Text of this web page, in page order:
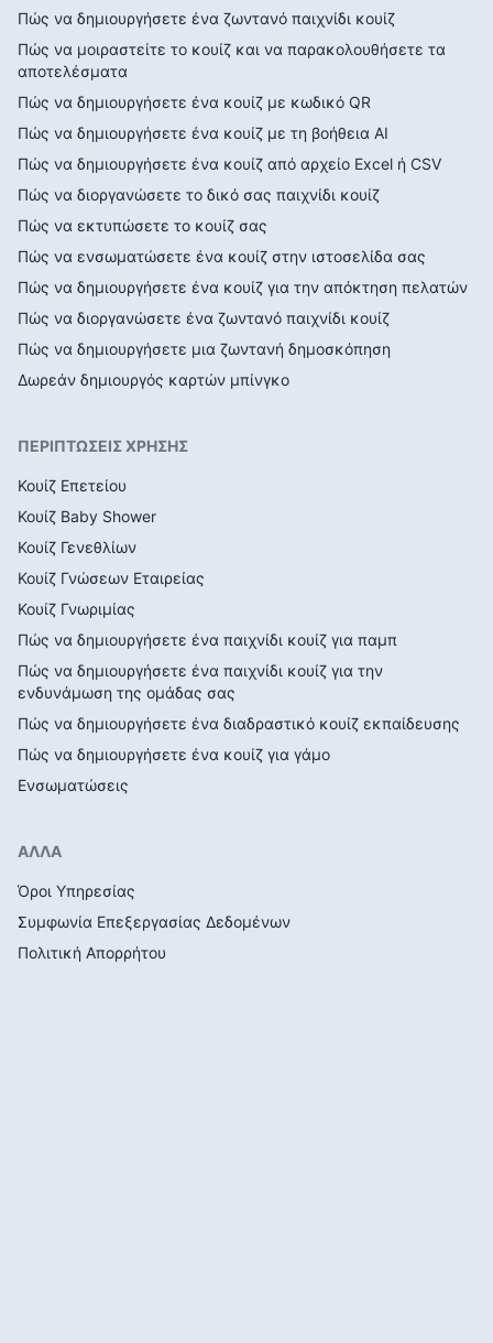
Πώς να δημιουργήσετε ένα ζωντανό παιχνίδι κουίζ
Πώς να μοιραστείτε το κουίζ και να παρακολουθήσετε τα
αποτελέσματα
Πώς να δημιουργήσετε ένα κουίζ με κωδικό QR
Πώς να δημιουργήσετε ένα κουίζ με τη βοήθεια AI
Πώς να δημιουργήσετε ένα κουίζ από αρχείο Excel ή CSV
Πώς να διοργανώσετε το δικό σας παιχνίδι κουίζ
Πώς να εκτυπώσετε το κουίζ σας
Πώς να ενσωματώσετε ένα κουίζ στην ιστοσελίδα σας
Πώς να δημιουργήσετε ένα κουίζ για την απόκτηση πελατών
Πώς να διοργανώσετε ένα ζωντανό παιχνίδι κουίζ
Πώς να δημιουργήσετε μια ζωντανή δημοσκόπηση
Δωρεάν δημιουργός καρτών μπίνγκο
ΠΕΡΙΠΤΩΣΕΙΣ ΧΡΗΣΗΣ
Κουίζ Επετείου
Κουίζ Baby Shower
Κουίζ Γενεθλίων
Κουίζ Γνώσεων Εταιρείας
Κουίζ Γνωριμίας
Πώς να δημιουργήσετε ένα παιχνίδι κουίζ για παμπ
Πώς να δημιουργήσετε ένα παιχνίδι κουίζ για την
ενδυνάμωση της ομάδας σας
Πώς να δημιουργήσετε ένα διαδραστικό κουίζ εκπαίδευσης
Πώς να δημιουργήσετε ένα κουίζ για γάμο
Ενσωματώσεις
ΑΛΛΑ
Όροι Υπηρεσίας
Συμφωνία Επεξεργασίας Δεδομένων
Πολιτική Απορρήτου